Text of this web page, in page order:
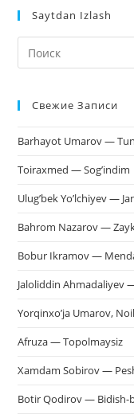
Saytdan Izlash
Свежие Записи
Barhayot Umarov —
Toiraxmed — Sog’indim
Ulug’bek Yo’lchiyev —
Bahrom Nazarov —
Bobur Ikramov —
Jaloliddin Ahmadaliyev
Yorqinxo’ja Umarov,
Afruza — Topolmaysiz
Xamdam Sobirov —
Botir Qodirov — Bidish-